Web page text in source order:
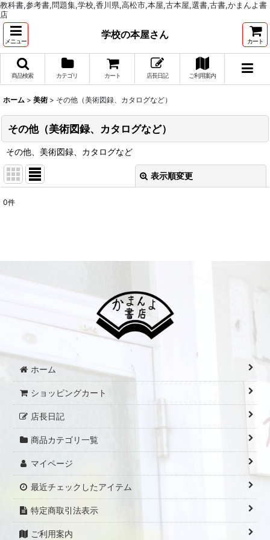
教科書,参考書,問題集,学校,香川県,高松市,本屋,古本屋,選書,古書,かまんよ書
店
メニュー
学校の本屋さん
カート
商品検索 カテゴリ カート 店長日記 ご利用案内
ホーム > 美術 > その他（美術図録、カタログなど）
その他（美術図録、カタログなど）
その他、美術図録、カタログなど
表示順変更
0件
ホーム
ショッピングカート
店長日記
商品カテゴリ一覧
マイページ
最近チェックしたアイテム
特定商取引法表示
ご利用案内